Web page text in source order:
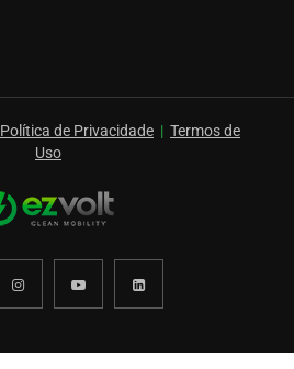
Política de Privacidade | Termos de
Uso